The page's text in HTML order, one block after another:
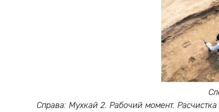
Справа: Мухкай 2. Рабочий момент.